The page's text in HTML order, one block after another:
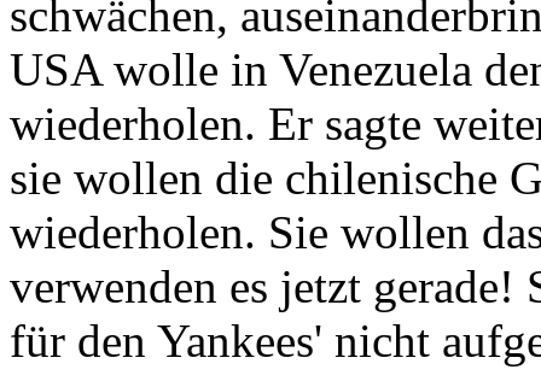
schwächen,
USA wolle in Venezuela
wiederholen. Er sagte
sie wollen die chilenische
wiederholen. Sie wollen
verwenden es jetzt
für den Yankees' nicht